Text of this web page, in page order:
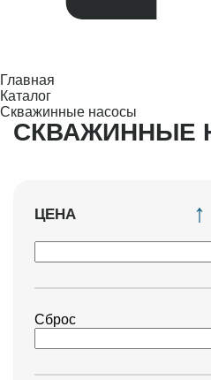
Главная
Каталог
Скважинные насосы
СКВАЖИННЫЕ
ЦЕНА
Сброс